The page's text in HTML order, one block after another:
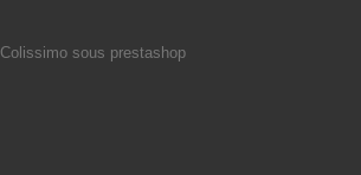
Colissimo sous prestashop